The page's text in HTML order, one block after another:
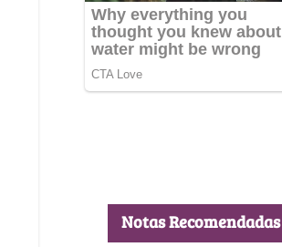
Notas Recomendadas